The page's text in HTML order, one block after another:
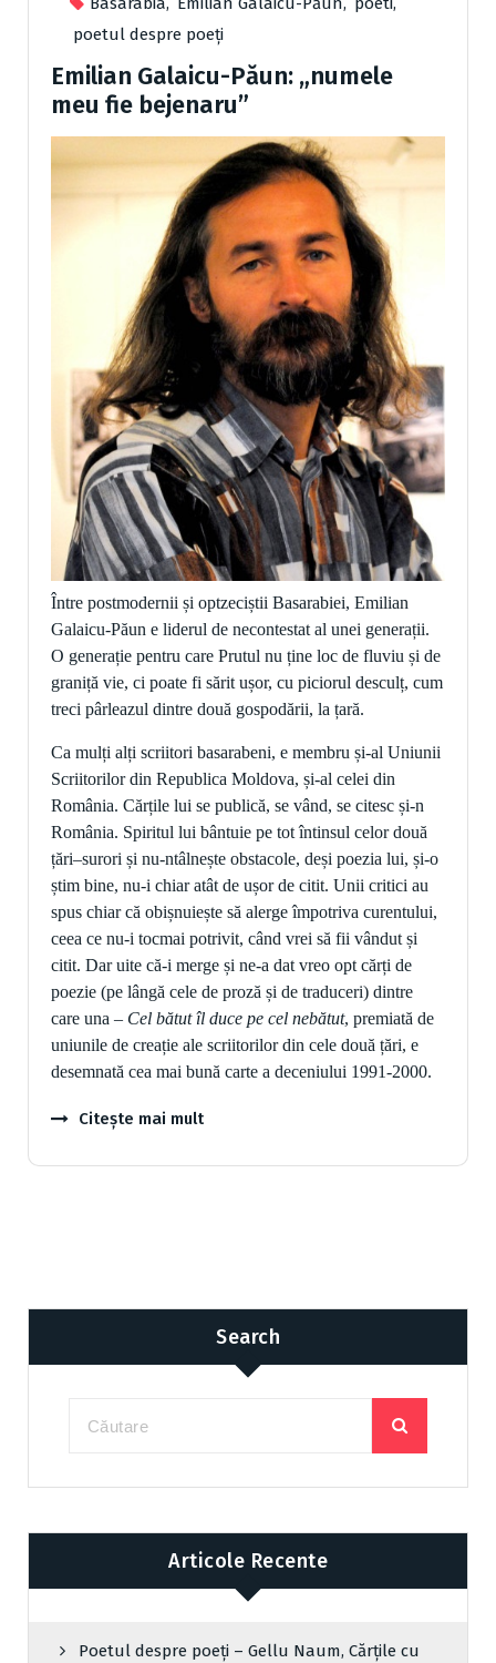
poetul despre poeți
Emilian Galaicu-Păun: „numele
meu fie bejenaru”
Între postmodernii și optzeciștii Basarabiei, Emilian
Galaicu-Păun e liderul de necontestat al unei generații.
O generație pentru care Prutul nu ține loc de fluviu și de
graniță vie, ci poate fi sărit ușor, cu piciorul desculț, cum
treci pârleazul dintre două gospodării, la țară.
Ca mulți alți scriitori basarabeni, e membru și-al Uniunii
Scriitorilor din Republica Moldova, și-al celei din
România. Cărțile lui se publică, se vând, se citesc și-n
România. Spiritul lui bântuie pe tot întinsul celor două
țări–surori și nu-ntâlnește obstacole, deși poezia lui, și-o
știm bine, nu-i chiar atât de ușor de citit. Unii critici au
spus chiar că obișnuiește să alerge împotriva curentului,
ceea ce nu-i tocmai potrivit, când vrei să fii vândut și
citit. Dar uite că-i merge și ne-a dat vreo opt cărți de
poezie (pe lângă cele de proză și de traduceri) dintre
care una – Cel bătut îl duce pe cel nebătut, premiată de
uniunile de creație ale scriitorilor din cele două țări, e
desemnată cea mai bună carte a deceniului 1991-2000.
Citește mai mult
Search
Articole Recente
Poetul despre poeți – Gellu Naum, Cărțile cu